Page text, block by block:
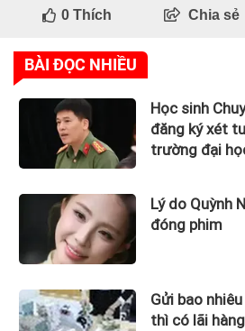
0Thích Chia sẻ
BÀI ĐỌC NHIỀU
Học sinh
đăng ký xét
trường đại
Lý do Quỳnh
đóng phim
Gửi bao
thì có lãi